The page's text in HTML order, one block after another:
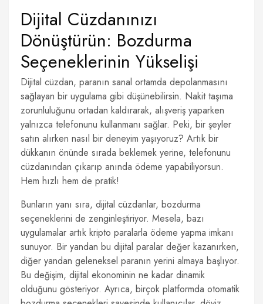
Dijital Cüzdanınızı
Dönüştürün: Bozdurma
Seçeneklerinin Yükselişi
Dijital cüzdan, paranın sanal ortamda depolanmasını
sağlayan bir uygulama gibi düşünebilirsin. Nakit taşıma
zorunluluğunu ortadan kaldırarak, alışveriş yaparken
yalnızca telefonunu kullanmanı sağlar. Peki, bir şeyler
satın alırken nasıl bir deneyim yaşıyoruz? Artık bir
dükkanın önünde sırada beklemek yerine, telefonunu
cüzdanından çıkarıp anında ödeme yapabiliyorsun.
Hem hızlı hem de pratik!
Bunların yanı sıra, dijital cüzdanlar, bozdurma
seçeneklerini de zenginleştiriyor. Mesela, bazı
uygulamalar artık kripto paralarla ödeme yapma imkanı
sunuyor. Bir yandan bu dijital paralar değer kazanırken,
diğer yandan geleneksel paranın yerini almaya başlıyor.
Bu değişim, dijital ekonominin ne kadar dinamik
olduğunu gösteriyor. Ayrıca, birçok platformda otomatik